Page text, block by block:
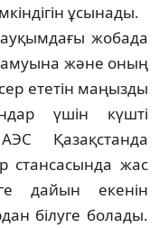
ұсынады.
жо­бада
және оның
ететін маңызды
үшін күшті
Қазақстанда
стансасында жас
дайын екенін
білуге болады.